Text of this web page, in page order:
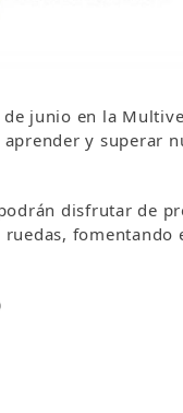
junio en la
y superar
disfrutar de